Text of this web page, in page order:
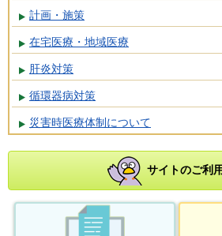
計画・施策
在宅医療・地域医療
肝炎対策
循環器病対策
災害時医療体制について
サイトのご利